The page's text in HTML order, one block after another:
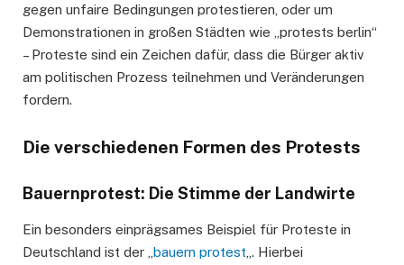
gegen unfaire Bedingungen protestieren, oder um
Demonstrationen in großen Städten wie „protests berlin“
– Proteste sind ein Zeichen dafür, dass die Bürger aktiv
am politischen Prozess teilnehmen und Veränderungen
fordern.
Die verschiedenen Formen des Protests
Bauernprotest: Die Stimme der Landwirte
Ein besonders einprägsames Beispiel für Proteste in
Deutschland ist der „ bauern protest „. Hierbei